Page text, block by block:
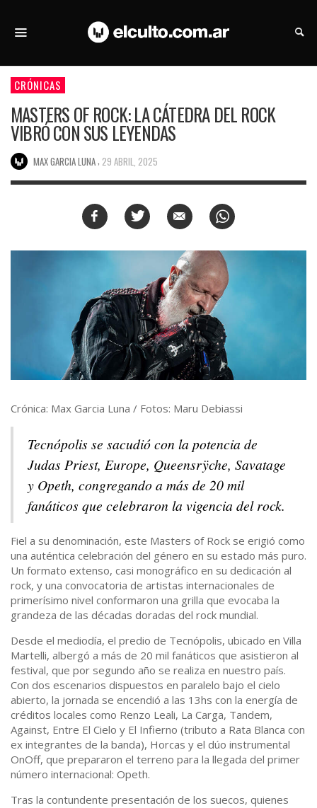
CRÓNICAS
MASTERS OF ROCK: LA CÁTEDRA DEL ROCK
VIBRÓ CON SUS LEYENDAS
MAX GARCIA LUNA 29 ABRIL, 2025
Crónica: Max Garcia Luna / Fotos: Maru Debiassi
Tecnópolis se sacudió con la potencia de
Judas Priest, Europe, Queensrÿche, Savatage
y Opeth, congregando a más de 20 mil
fanáticos que celebraron la vigencia del rock.
Fiel a su denominación, este Masters of Rock se erigió como
una auténtica celebración del género en su estado más puro.
Un formato extenso, casi monográfico en su dedicación al
rock, y una convocatoria de artistas internacionales de
primerísimo nivel conformaron una grilla que evocaba la
grandeza de las décadas doradas del rock mundial.
Desde el mediodía, el predio de Tecnópolis, ubicado en Villa
Martelli, albergó a más de 20 mil fanáticos que asistieron al
festival, que por segundo año se realiza en nuestro país.
Con dos escenarios dispuestos en paralelo bajo el cielo
abierto, la jornada se encendió a las 13hs con la energía de
créditos locales como Renzo Leali, La Carga, Tandem,
Against, Entre El Cielo y El Infierno (tributo a Rata Blanca con
ex integrantes de la banda), Horcas y el dúo instrumental
OnOff, que prepararon el terreno para la llegada del primer
número internacional: Opeth.
Tras la contundente presentación de los suecos, quienes